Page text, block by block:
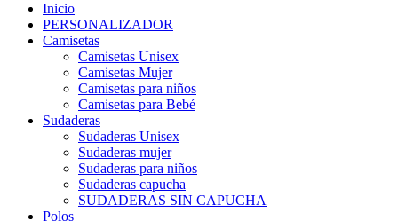
Inicio
PERSONALIZADOR
Camisetas
Camisetas Unisex
Camisetas Mujer
Camisetas para niños
Camisetas para Bebé
Sudaderas
Sudaderas Unisex
Sudaderas mujer
Sudaderas para niños
Sudaderas capucha
SUDADERAS SIN CAPUCHA
Polos